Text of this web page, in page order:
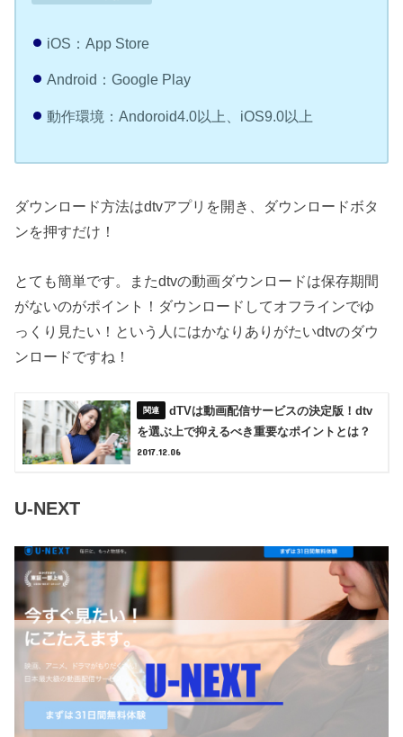
iOS：App Store
Android：Google Play
動作環境：Andoroid4.0以上、iOS9.0以上
ダウンロード方法はdtvアプリを開き、ダウンロードボタ
ンを押すだけ！
とても簡単です。またdtvの動画ダウンロードは保存期間
がないのがポイント！ダウンロードしてオフラインでゆ
っくり見たい！という人にはかなりありがたいdtvのダウ
ンロードですね！
dTVは動画配信サービスの決定版！dtv
を選ぶ上で抑えるべき重要なポイントとは？
2017.12.06
U-NEXT